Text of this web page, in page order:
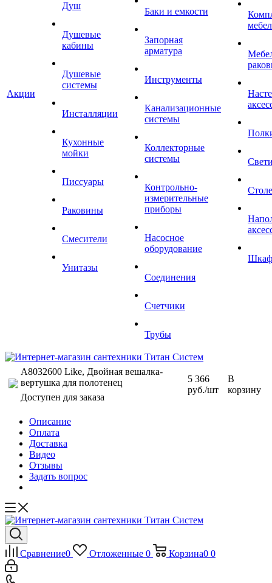
Акции
Душ
Душевые
кабины
Душевые
системы
Инсталляции
Кухонные
мойки
Писсуары
Раковины
Смесители
Унитазы
Баки и емкости
Запорная
арматура
Инструменты
Канализационные
системы
Коллекторные
системы
Контрольно-
измерительные
приборы
Насосное
оборудование
Соединения
Счетчики
Трубы
A8032600 Like, Двойная вешалка-
вертушка для полотенец
Доступен для заказа
5 366
руб./шт
В
корзину
Описание
Оплата
Доставка
Видео
Отзывы
Задать вопрос
Сравнение0 Отложенные 0 Корзина0 0